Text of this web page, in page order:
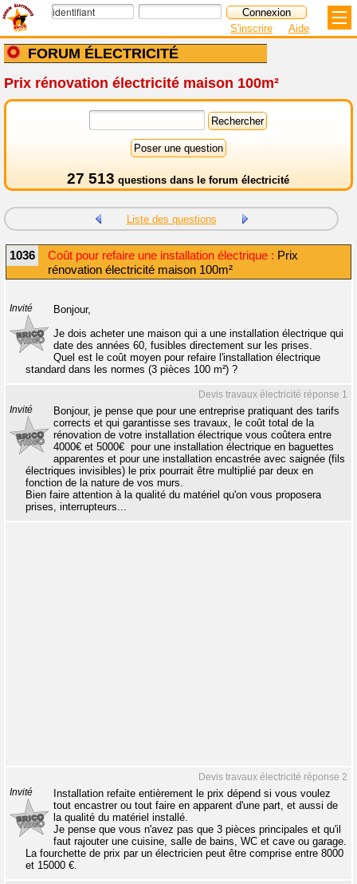
FORUM ÉLECTRICITÉ
S'inscrire Aide
Prix rénovation électricité maison 100m²
27 513 questions dans le forum électricité
Liste des questions
1036 Coût pour refaire une installation électrique : Prix
rénovation électricité maison 100m²
Invité
Bonjour,
Je dois acheter une maison qui a une installation électrique qui
date des années 60, fusibles directement sur les prises.
Quel est le coût moyen pour refaire l'installation électrique
standard dans les normes (3 pièces 100 m²) ?
Devis travaux électricité réponse 1
Invité
Bonjour, je pense que pour une entreprise pratiquant des tarifs
corrects et qui garantisse ses travaux, le coût total de la
rénovation de votre installation électrique vous coûtera entre
4000€ et 5000€  pour une installation électrique en baguettes
apparentes et pour une installation encastrée avec saignée (fils
électriques invisibles) le prix pourrait être multiplié par deux en
fonction de la nature de vos murs.
Bien faire attention à la qualité du matériel qu'on vous proposera
prises, interrupteurs...
Devis travaux électricité réponse 2
Invité
Installation refaite entièrement le prix dépend si vous voulez
tout encastrer ou tout faire en apparent d'une part, et aussi de
la qualité du matériel installé.
Je pense que vous n'avez pas que 3 pièces principales et qu'il
faut rajouter une cuisine, salle de bains, WC et cave ou garage.
La fourchette de prix par un électricien peut être comprise entre 8000
et 15000 €.